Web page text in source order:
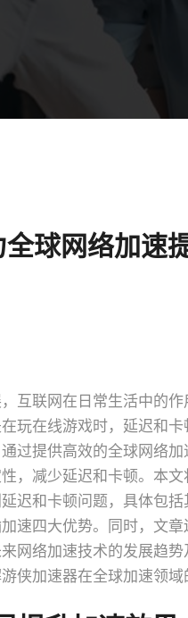
球网络加速
互联网在日常生活中的
玩在线游戏时，延迟和
过提供高效的全球网络
，减少延迟和卡顿。本
迟和卡顿问题，具体包
速四大优势。同时，文
网络加速技术的发展趋
侠加速器在全球加速领域